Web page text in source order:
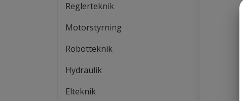
Reglerteknik
Motorstyrning
Robotteknik
Hydraulik
Elteknik